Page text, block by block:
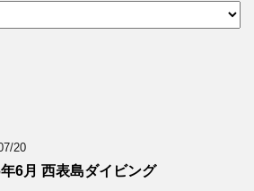
20
6月 西表島ダイビング